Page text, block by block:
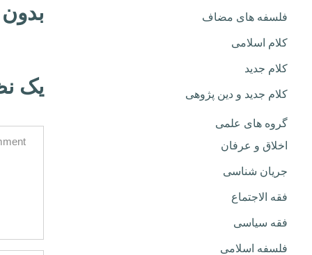
یک
فلسفه های مضاف
کلام اسلامی
کلام جدید
کلام جدید و دین پژوهی
گروه های علمی
اخلاق و عرفان
جریان شناسی
فقه الاجتماع
فقه سیاسی
فلسفه اسلامی